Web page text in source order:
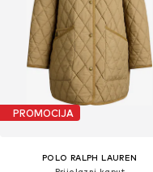
PROMOCIJA
POLO RALPH LAUREN